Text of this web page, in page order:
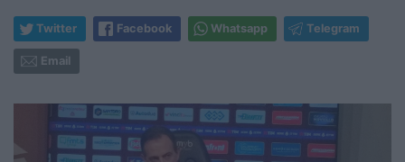
Twitter Facebook Whatsapp Telegram
Email